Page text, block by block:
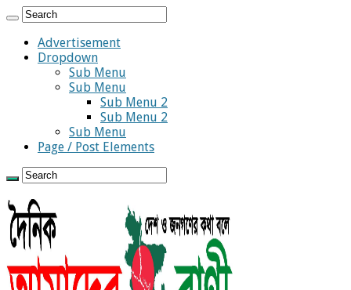
Advertisement
Dropdown
Sub Menu
Sub Menu
Sub Menu 2
Sub Menu 2
Sub Menu
Page / Post Elements